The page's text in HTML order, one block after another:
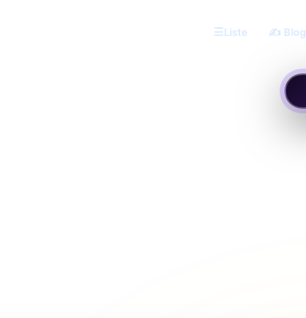
Liste ✍️ Blog